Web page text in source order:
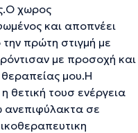
χωρος
και αποπνέει
πρώτη στιγμή με
με προσοχή και
μου.Η
θετική τουσ ενέργεια
ανεπιφύλακτα σε